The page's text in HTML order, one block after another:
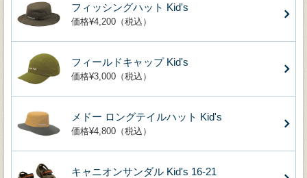
フィッシングハット Kid's
価格¥4,200（税込）
フィールドキャップ Kid's
価格¥3,000（税込）
メドー ロングテイルハット Kid's
価格¥4,800（税込）
キャニオンサンダル Kid's 16-21